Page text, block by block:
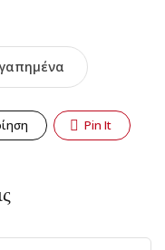
Pin It